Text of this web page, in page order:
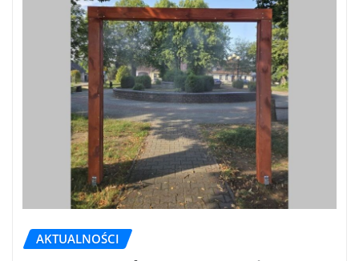
AKTUALNOŚCI